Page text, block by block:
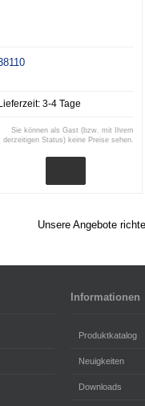
Lieferzeit: 3-4 Tage
Sie können als Gast (bzw. mit Ihrem
derzeitigen Status) keine Preise sehen.
Unsere Angebote
Informationen
Produktkatalog
Neuigkeiten
Downloads